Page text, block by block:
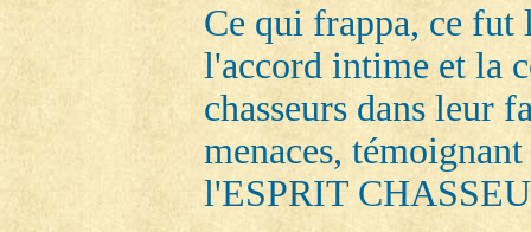
Ce qui frappa, ce fut
l'accord intime et la
chasseurs dans leur
menaces,
l'ESPRIT